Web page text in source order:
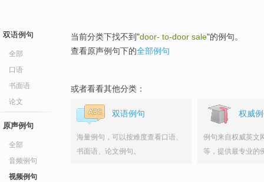
双语例句
全部
口语
书面语
论文
原声例句
全部
音频例句
视频例句
当前分类下找不到"door- to-door sale"的例句。
查看原声例句下的全部例句
或者看看其他分类：
双语例句
海量例句，可以按难度查看口语、
书面语、论文例句。
权威
例句来自权威英文
等，提供最专业的